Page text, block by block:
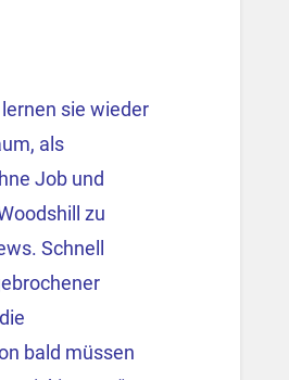
sie wieder
als
Job und
zu
Schnell
bald müssen